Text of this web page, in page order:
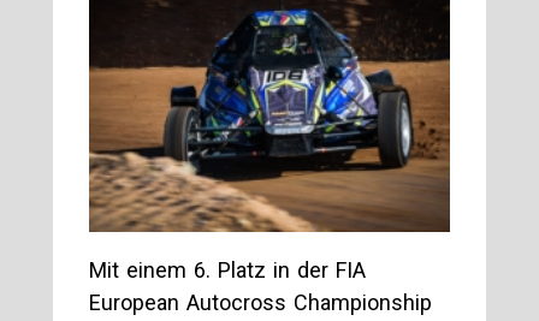
Mit einem 6. Platz in der FIA
European Autocross Championship